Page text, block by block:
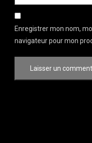
Enregistrer mon nom,
navigateur pour mon